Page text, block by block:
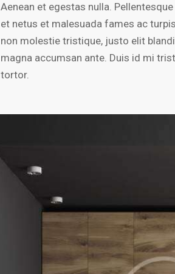
Aenean et egestas nulla.
et netus et malesuada fames ac
non molestie tristique, justo elit
magna accumsan ante. Duis id mi
tortor.